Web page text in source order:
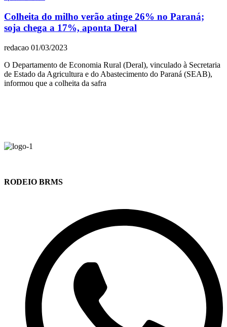
Colheita do milho verão atinge 26% no Paraná;
soja chega a 17%, aponta Deral
redacao 01/03/2023
O Departamento de Economia Rural (Deral), vinculado à Secretaria
de Estado da Agricultura e do Abastecimento do Paraná (SEAB),
informou que a colheita da safra
RODEIO BRMS